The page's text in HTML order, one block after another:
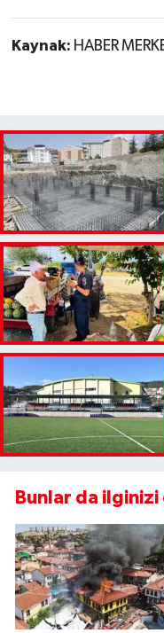
Kaynak: HABER
Bunlar da